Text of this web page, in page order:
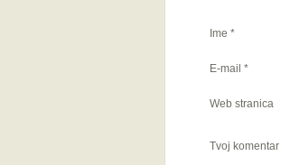
Ime *
E-mail *
Web stranica
Tvoj komentar